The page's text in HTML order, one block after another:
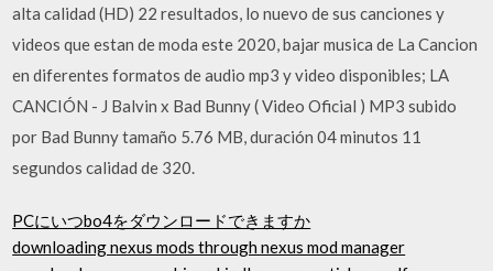
alta calidad (HD) 22 resultados, lo nuevo de sus canciones y
videos que estan de moda este 2020, bajar musica de La Cancion
en diferentes formatos de audio mp3 y video disponibles; LA
CANCIÓN - J Balvin x Bad Bunny ( Video Oficial ) MP3 subido
por Bad Bunny tamaño 5.76 MB, duración 04 minutos 11
segundos calidad de 320.
PCにいつbo4をダウンロードできますか
downloading nexus mods through nexus mod manager